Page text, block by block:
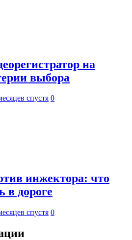
на
выбора
спустя 0
инжектора: что
в дороге
спустя 0